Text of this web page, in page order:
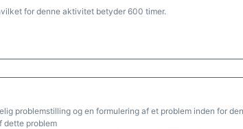
for denne aktivitet betyder 600 timer.
problemstilling og en formulering af et problem inden for
dette problem